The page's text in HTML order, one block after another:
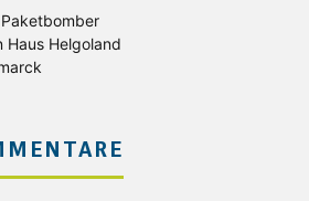
Haus Helgoland